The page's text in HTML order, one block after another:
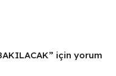
için yorum